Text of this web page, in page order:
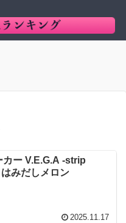
カー V.E.G.A -strip
みだしメロン
2025.11.17